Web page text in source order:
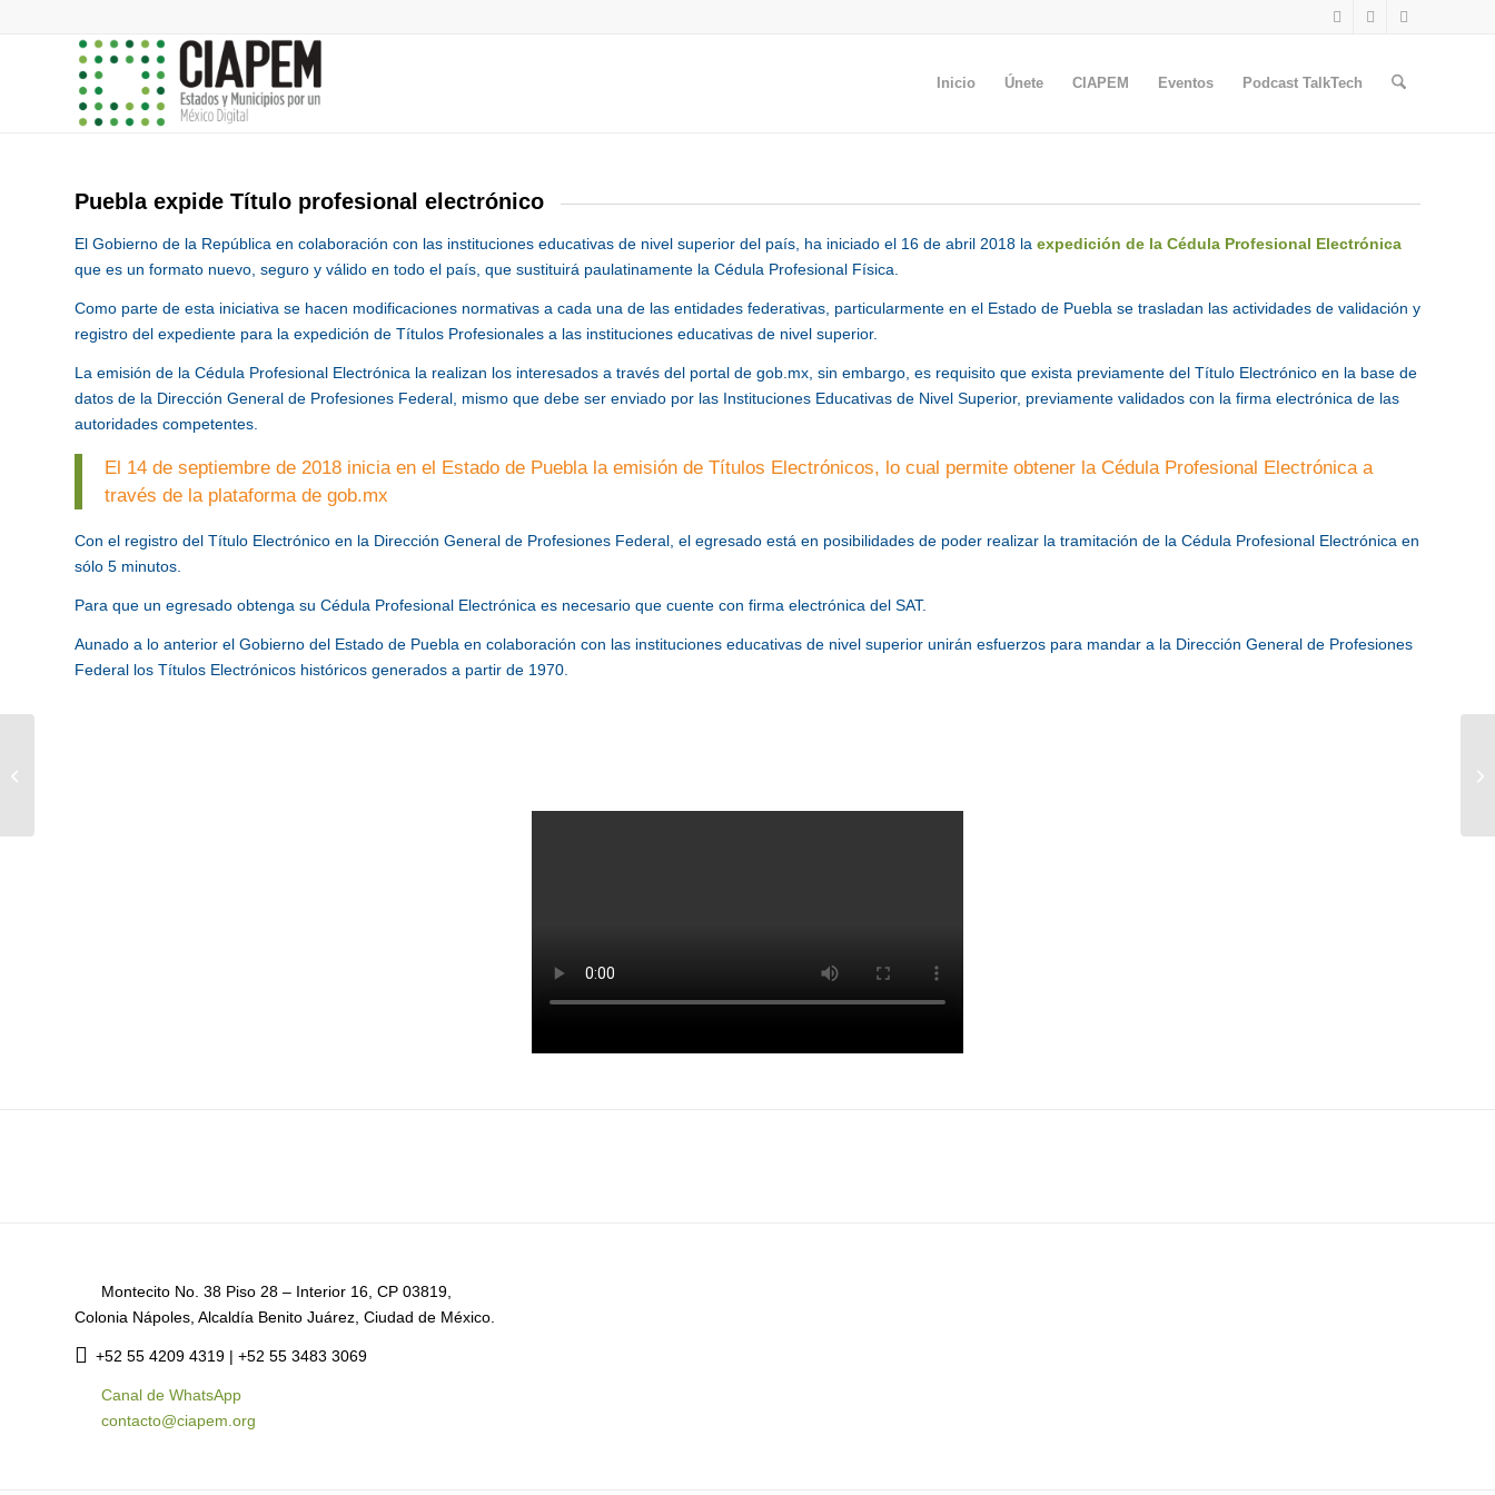
Inicio Únete CIAPEM Eventos Podcast TalkTech
Puebla expide Título profesional electrónico
El Gobierno de la República en colaboración con las instituciones educativas de nivel superior del país, ha iniciado el 16 de abril 2018 la expedición de la Cédula Profesional Electrónica
que es un formato nuevo, seguro y válido en todo el país, que sustituirá paulatinamente la Cédula Profesional Física.
Como parte de esta iniciativa se hacen modificaciones normativas a cada una de las entidades federativas, particularmente en el Estado de Puebla se trasladan las actividades de validación y
registro del expediente para la expedición de Títulos Profesionales a las instituciones educativas de nivel superior.
La emisión de la Cédula Profesional Electrónica la realizan los interesados a través del portal de gob.mx, sin embargo, es requisito que exista previamente del Título Electrónico en la base de
datos de la Dirección General de Profesiones Federal, mismo que debe ser enviado por las Instituciones Educativas de Nivel Superior, previamente validados con la firma electrónica de las
autoridades competentes.
El 14 de septiembre de 2018 inicia en el Estado de Puebla la emisión de Títulos Electrónicos, lo cual permite obtener la Cédula Profesional Electrónica a
través de la plataforma de gob.mx
Con el registro del Título Electrónico en la Dirección General de Profesiones Federal, el egresado está en posibilidades de poder realizar la tramitación de la Cédula Profesional Electrónica en
sólo 5 minutos.
Para que un egresado obtenga su Cédula Profesional Electrónica es necesario que cuente con firma electrónica del SAT.
Aunado a lo anterior el Gobierno del Estado de Puebla en colaboración con las instituciones educativas de nivel superior unirán esfuerzos para mandar a la Dirección General de Profesiones
Federal los Títulos Electrónicos históricos generados a partir de 1970.
Montecito No. 38 Piso 28 – Interior 16, CP 03819,
Colonia Nápoles, Alcaldía Benito Juárez, Ciudad de México.
+52 55 4209 4319 | +52 55 3483 3069
Canal de WhatsApp
contacto@ciapem.org